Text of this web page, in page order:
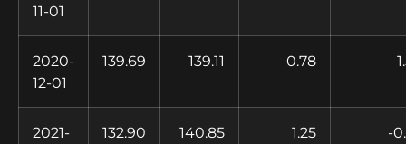
11-01
2020-
12-01
139.69 139.11 0.78
2021-
132.90 140.85 1.25 -